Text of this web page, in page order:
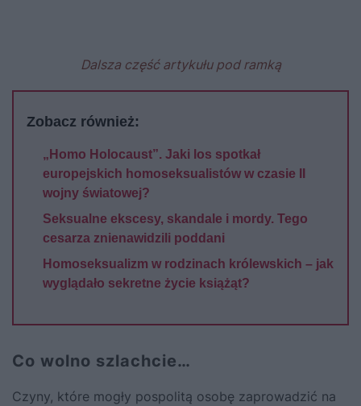
Dalsza część artykułu pod ramką
Zobacz również:
„Homo Holocaust”. Jaki los spotkał
europejskich homoseksualistów w czasie II
wojny światowej?
Seksualne ekscesy, skandale i mordy. Tego
cesarza znienawidzili poddani
Homoseksualizm w rodzinach królewskich – jak
wyglądało sekretne życie książąt?
Co wolno szlachcie…
Czyny, które mogły pospolitą osobę zaprowadzić na